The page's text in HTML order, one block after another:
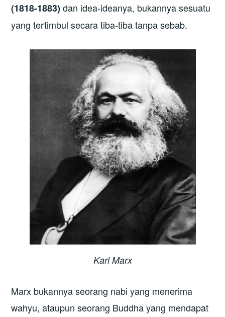
(1818-1883)dan idea-ideanya, bukannya sesuatu
yang tertimbul secara tiba-tiba tanpa sebab.
Karl Marx
Marx bukannya seorang nabi yang menerima
wahyu, ataupun seorang Buddha yang mendapat